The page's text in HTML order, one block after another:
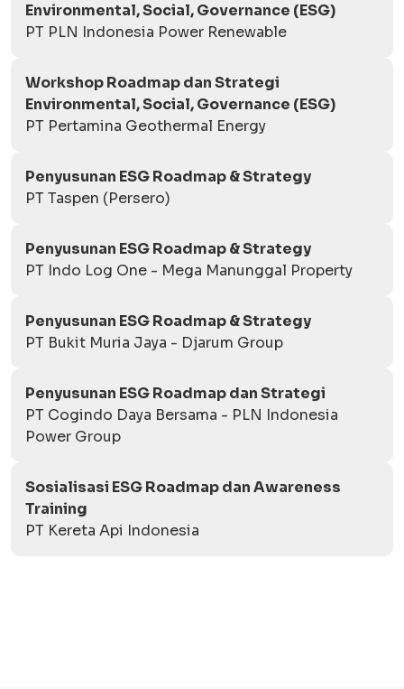
Environmental, Social, Governance (ESG)
PT PLN Indonesia Power Renewable
Workshop Roadmap dan Strategi
Environmental, Social, Governance (ESG)
PT Pertamina Geothermal Energy
Penyusunan ESG Roadmap & Strategy
PT Taspen (Persero)
Penyusunan ESG Roadmap & Strategy
PT Indo Log One - Mega Manunggal Property
Penyusunan ESG Roadmap & Strategy
PT Bukit Muria Jaya - Djarum Group
Penyusunan ESG Roadmap dan Strategi
PT Cogindo Daya Bersama - PLN Indonesia
Power Group
Sosialisasi ESG Roadmap dan Awareness
Training
PT Kereta Api Indonesia